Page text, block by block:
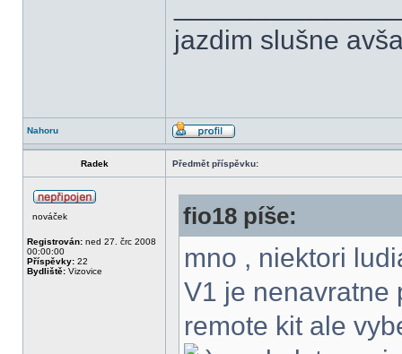
jazdim slušne
Nahoru
Radek Předmět příspěvku:
nováček
Registrován: ned 27. črc 2008
00:00:00
Příspěvky: 22
Bydliště: Vizovice
fio18 píše:
mno , niektori
V1 je nenavratne
remote kit ale